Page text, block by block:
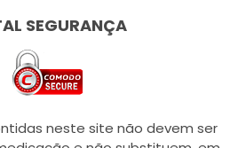
SEGURANÇA
neste site não devem ser